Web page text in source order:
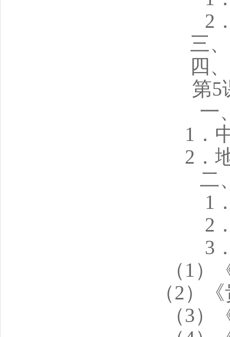
2
三
四
第5
一
1．
2．
二
1
2
3
（1）
（2）
（3）